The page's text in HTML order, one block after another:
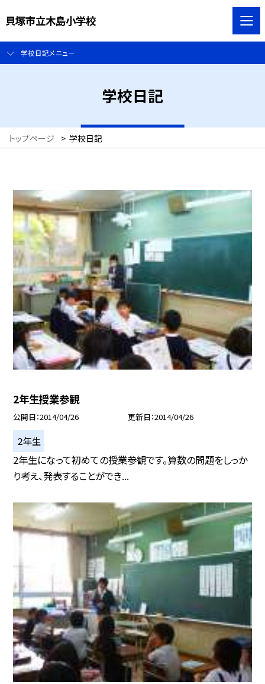
貝塚市立木島小学校
学校日記メニュー
学校日記
トップページ > 学校日記
2年生授業参観
公開日 2014/04/26 更新日 2014/04/26
２年生
2年生になって初めての授業参観です。算数の問題をしっか
り考え、発表することができ...